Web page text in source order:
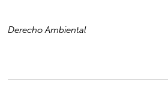
Derecho Ambiental